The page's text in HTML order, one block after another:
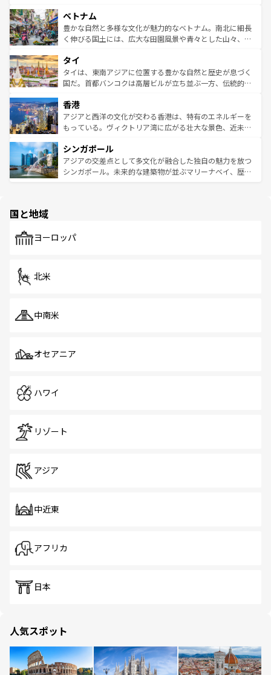
参照してほしい。
容にもいいと評判のスイーツなど、バラエティ豊かな料理
が味わえる。 なお、新着の台湾情報は コンテンツ一覧を参
照してほしい。
き、地方に足を延ばせば四季折々の自然美を楽しむことが
できる。そして、キムチや焼肉、絶品のストリートフード
まで、さまざまな韓国料理が待っている。夜には、韓国な
リティに包まれながら、韓国の多彩な魅力を心ゆくまで味
わってみてほしい。 なお、新着の韓国情報はコンテンツ一
覧を参照してほしい。
ベトナム
豊かな自然と多様な文化が魅力的なベトナム。南北に細長
く伸びる国土には、広大な田園風景や青々とした山々、世
急速な発展と共に伝統が息づく。ハノイの古い町並みやホ
ーチミン市のフランス統治時代の建物も、独特の雰囲気を
醸し出している。また、バラエティの豊かさとおいしさで
とつ。フォーやバインミー、ベトナムコーヒーなどは、ぜ
ひ現地で味わいたい。どの地域を訪れてもあたたかい人々
が旅行者を迎えてくれるので、きっと忘れられない旅にな
参照してほしい。
タイ
タイは、東南アジアに位置する豊かな自然と歴史が息づく
国だ。首都バンコクは高層ビルが立ち並ぶ一方、伝統的な
の活気が交差している。北部ではチェンマイなどの山岳地
帯で自然と触れ合い、南部ではプーケットやクラビの美し
いビーチでリゾート気分を楽しむことができる。タイ料理
激する。気候は一年中温暖で、どの季節にも異なる楽しみ
が待っている。親しみやすいタイの人々、仏教を中心とし
た文化、そして多様な観光資源が、訪れる旅人を魅了し続
香港
アジアと西洋の文化が交わる香港は、特有のエネルギーを
もっている。ヴィクトリア湾に広がる壮大な景色、近未来
み、どこを訪れても感動するはず。観光スポットが密集し
ており、効率よく見どころを回れるのも魅力。息をのむよ
うな絶景から文化的な体験まで、香港を存分に楽しみ尽く
シンガポール
アジアの交差点として多文化が融合した独自の魅力を放つ
シンガポール。未来的な建築物が並ぶマリーナベイ、歴史
で、ホーカーズは地元の風情を楽しめる外せないスポット
国と地域
ヨーロッパ
北米
中南米
オセアニア
ハワイ
リゾート
アジア
中近東
アフリカ
日本
人気スポット